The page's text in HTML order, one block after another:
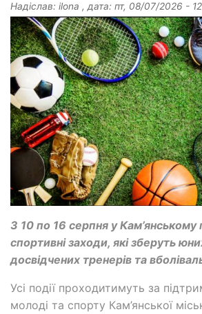
Надіслав: ilona , дата: пт, 08/07/2026 -
З 10 по 16 серпня у Кам’янському
спортивні заходи, які зберуть
досвідчених тренерів та
Усі події проходитимуть за
молоді та спорту Кам’янської